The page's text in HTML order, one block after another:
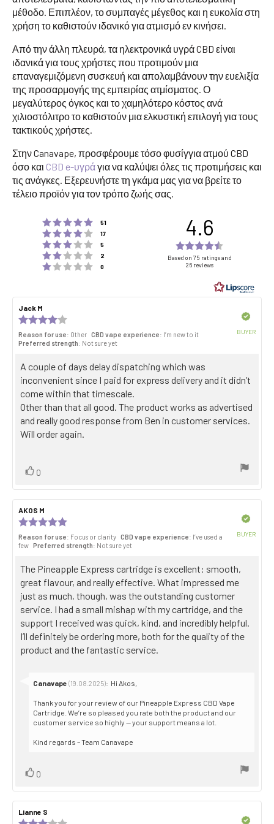
μέθοδο. Επιπλέον, το συμπαγές μέγεθος και η ευκολία στη
χρήση το καθιστούν ιδανικό για ατμισμό εν κινήσει.
Από την άλλη πλευρά, τα ηλεκτρονικά υγρά CBD είναι
ιδανικά για τους χρήστες που προτιμούν μια
επαναγεμιζόμενη συσκευή και απολαμβάνουν την ευελιξία
της προσαρμογής της εμπειρίας ατμίσματος. Ο
μεγαλύτερος όγκος και το χαμηλότερο κόστος ανά
χιλιοστόλιτρο το καθιστούν μια ελκυστική επιλογή για τους
τακτικούς χρήστες.
Στην Canavape, προσφέρουμε τόσο φυσίγγια ατμού CBD
όσο και CBD e-υγράγια να καλύψει όλες τις προτιμήσεις και
τις ανάγκες. Εξερευνήστε τη γκάμα μας για να βρείτε το
τέλειο προϊόν για τον τρόπο ζωής σας.
Rating 5 out of 5 stars
51
Rating 4 out of 5 stars
17
Rating 3 out of 5 stars
5
Rating 2 out of 5 stars
2
Rating 1 out of 5 stars
0
4.6
4.6
of
5
stars
Based on 75 ratings and
26 reviews
Review
author:
Jack M
date:
4.0
out
5
stars
Reason for use: Other CBD vape experience: I’m new to it
Preferred strength: Not sure yet
BUYER
Review
text:
A couple of days delay dispatching which was
inconvenient since I paid for express delivery and it didn’t
come within that timescale.
Other than that all good. The product works as advertised
and really good response from Ben in customer services.
Will order again.
Vote
0
Review
author:
AKOS M
date:
5.0
out
5
stars
Reason for use: Focus or clarity CBD vape experience: I’ve used a
few Preferred strength: Not sure yet
BUYER
Review
text:
The Pineapple Express cartridge is excellent: smooth,
great flavour, and really effective. What impressed me
just as much, though, was the outstanding customer
service. I had a small mishap with my cartridge, and the
support I received was quick, kind, and incredibly helpful.
I’ll definitely be ordering more, both for the quality of the
product and the fantastic service.
Reply
Canavape (19.08.2025): Hi Akos,
Thank you for your review of our Pineapple Express CBD Vape
Cartridge. We’re so pleased you rate both the product and our
customer service so highly — your support means a lot.
Kind regards – Team Canavape
Vote
0
Review
author:
Lianne S
date: